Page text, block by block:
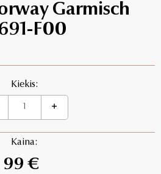
Garmisch
F00
Kiekis:
Kaina:
99 €